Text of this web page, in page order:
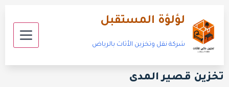
لؤلؤة المستقبل
شركة نقل وتخزين الأثاث بالرياض
تخزين قصير المدى